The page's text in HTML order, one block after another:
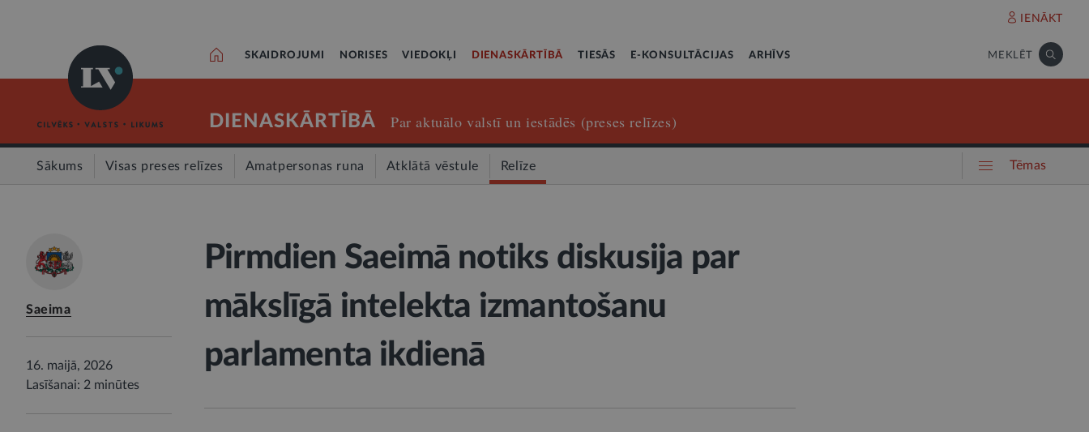
IENĀKT
SKAIDROJUMI NORISES VIEDOKĻI DIENASKĀRTĪBĀ TIESĀS E-KONSULTĀCIJAS ARHĪVS MEKLĒT
DIENASKĀRTĪBĀ Par aktuālo valstī un iestādēs (preses relīzes)
Sākums Visas preses relīzes Amatpersonas runa Atklātā vēstule Relīze Tēmas
Saeima
16. maijā, 2026
Lasīšanai: 2 minūtes
Pirmdien Saeimā notiks diskusija par
mākslīgā intelekta izmantošanu
parlamenta ikdienā